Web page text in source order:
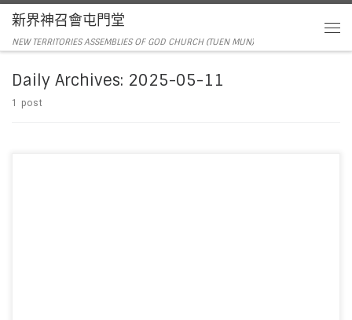
新界神召會屯門堂
NEW TERRITORIES ASSEMBLIES OF GOD CHURCH (TUEN MUN)
Daily Archives: 2025-05-11
1 post